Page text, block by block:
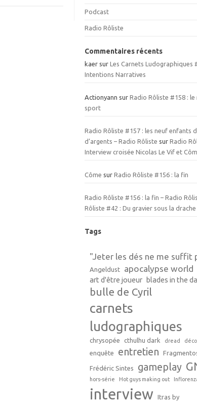
Podcast
Radio Rôliste
Commentaires récents
kaer surLes Carnets Ludographiques
Intentions Narratives
Actionyann surRadio Rôliste #158 :
sport
Radio Rôliste #157 : les neuf enfants
d’argents – Radio Rôliste surRadio
Interview croisée Nicolas Le Vif et
Côme surRadio Rôliste #156 : la fin
Radio Rôliste #156 : la fin – Radio
Rôliste #42 : Du gravier sous la
Tags
"Jeter les dés ne me suffit
Angeldust apocalypse world
art d'être joueur blades in the
bulle de Cyril
carnets
ludographiques
chrysopée cthulhu dark dread
enquête entretien
Frédéric Sintes gameplay
hors-série Hot guys making out
interview
Itras by